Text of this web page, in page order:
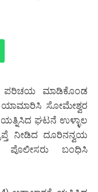
ಪರಿಚಯ ಮಾಡಿಕೊಂಡ
ಯಾಮಾರಿಸಿ ಸೋಮೇಶ್ವರ
ಯತ್ನಿಸಿದ ಘಟನೆ ಉಳ್ಳಾಲ
ನೀಡಿದ ದೂರಿನನ್ವಯ
ಬಂಧಿಸಿ